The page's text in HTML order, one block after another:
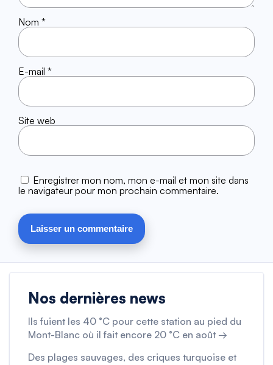
Nom *
E-mail *
Site web
Enregistrer mon nom, mon e-mail et mon site dans
le navigateur pour mon prochain commentaire.
Nos dernières news
Ils fuient les 40 °C pour cette station au pied du
Mont-Blanc où il fait encore 20 °C en août →
Des plages sauvages, des criques turquoise et